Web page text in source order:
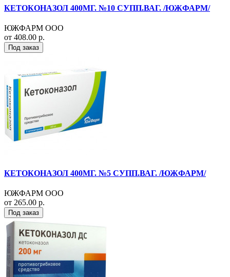
КЕТОКОНАЗОЛ 400МГ. №10 СУПП.ВАГ. /ЮЖФАРМ/
ЮЖФАРМ ООО
от 408.00 р.
Под заказ
КЕТОКОНАЗОЛ 400МГ. №5 СУПП.ВАГ. /ЮЖФАРМ/
ЮЖФАРМ ООО
от 265.00 р.
Под заказ